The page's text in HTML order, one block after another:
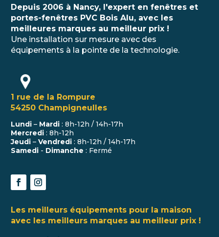
Depuis 2006 à Nancy, l'expert en fenêtres et
portes-fenêtres PVC Bois Alu, avec les
meilleures marques au meilleur prix !
Une installation sur mesure avec des
équipements à la pointe de la technologie.
1 rue de la Rompure
54250 Champigneulles
Lundi – Mardi : 8h-12h / 14h-17h
Mercredi : 8h-12h
Jeudi –Vendredi : 8h-12h / 14h-17h
Samedi - Dimanche : Fermé
Les meilleurs équipements pour la maison
avec les meilleurs marques au meilleur prix !